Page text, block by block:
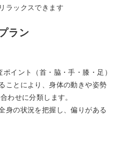
ラックスできます
ラン
イント（首・脇・手・膝・足）
ことにより、身体の動きや姿勢
わせに分類します。
身の状況を把握し、偏りがある